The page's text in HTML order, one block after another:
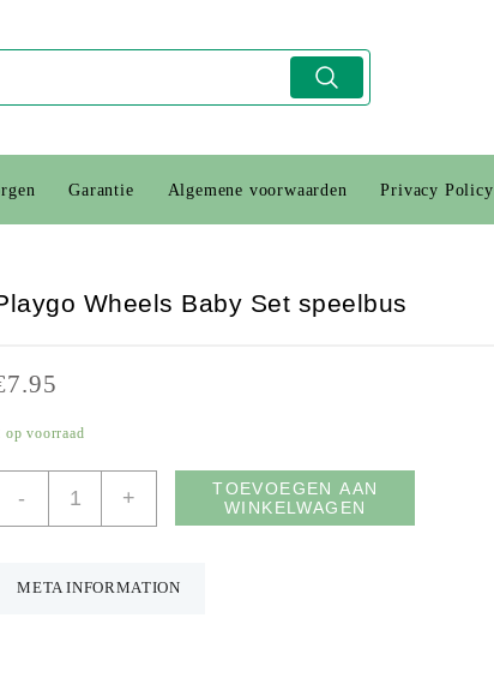
Garantie Algemene voorwaarden Privacy Policy
Wheels Baby Set speelbus
7.95
op voorraad
-
Wheels
speelbus
+
TOEVOEGEN AAN
WINKELWAGEN
META INFORMATION